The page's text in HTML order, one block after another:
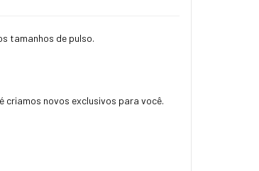
tamanhos de pulso.
criamos novos exclusivos para você.